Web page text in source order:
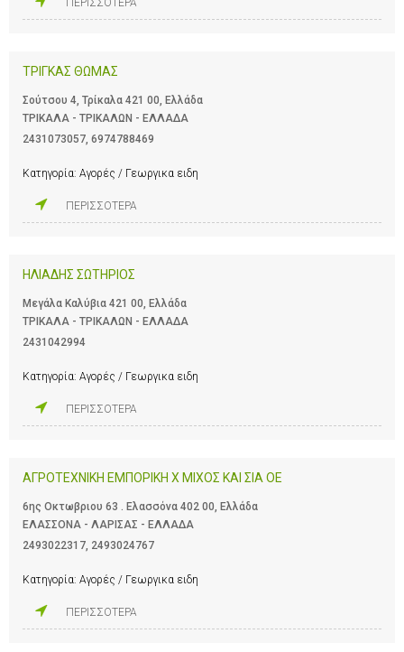
ΠΕΡΙΣΣΟΤΕΡΑ
ΤΡΙΓΚΑΣ ΘΩΜΑΣ
Σούτσου 4, Τρίκαλα 421 00, Ελλάδα
ΤΡΙΚΑΛΑ - ΤΡΙΚΑΛΩΝ - ΕΛΛΑΔΑ
2431073057, 6974788469
Κατηγορία: Αγορές / Γεωργικα ειδη
ΠΕΡΙΣΣΟΤΕΡΑ
ΗΛΙΑΔΗΣ ΣΩΤΗΡΙΟΣ
Μεγάλα Καλύβια 421 00, Ελλάδα
ΤΡΙΚΑΛΑ - ΤΡΙΚΑΛΩΝ - ΕΛΛΑΔΑ
2431042994
Κατηγορία: Αγορές / Γεωργικα ειδη
ΠΕΡΙΣΣΟΤΕΡΑ
ΑΓΡΟΤΕΧΝΙΚΗ ΕΜΠΟΡΙΚΗ Χ ΜΙΧΟΣ ΚΑΙ ΣΙΑ ΟΕ
6ης Οκτωβριου 63 . Ελασσόνα 402 00, Ελλάδα
ΕΛΑΣΣΟΝΑ - ΛΑΡΙΣΑΣ - ΕΛΛΑΔΑ
2493022317, 2493024767
Κατηγορία: Αγορές / Γεωργικα ειδη
ΠΕΡΙΣΣΟΤΕΡΑ